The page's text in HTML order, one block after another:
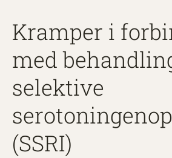
Kramper i
med
selektive
(SSRI)